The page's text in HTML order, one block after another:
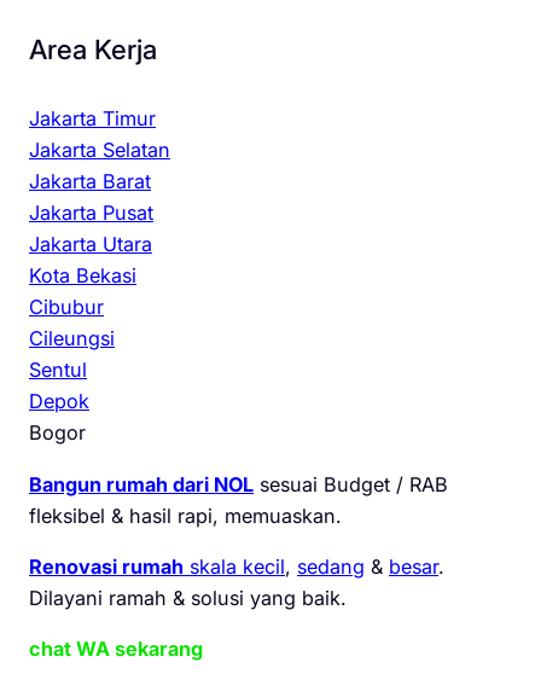
Area Kerja
Jakarta Timur
Jakarta Selatan
Jakarta Barat
Jakarta Pusat
Jakarta Utara
Kota Bekasi
Cibubur
Cileungsi
Sentul
Depok
Bogor
Bangun rumah dari NOL sesuai Budget / RAB
fleksibel & hasil rapi, memuaskan.
Renovasi rumah skala kecil, sedang & besar.
Dilayani ramah & solusi yang baik.
chat WA sekarang